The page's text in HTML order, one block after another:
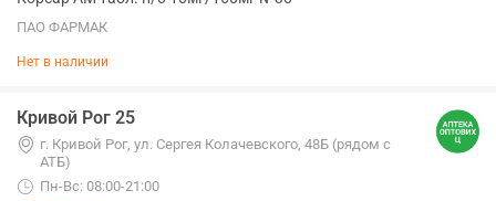
ПАО ФАРМАК
Нет в наличии
Кривой Рог 25
г. Кривой Рог, ул. Сергея Колачевского, 48Б (рядом с
АТБ)
Пн-Вс: 08:00-21:00